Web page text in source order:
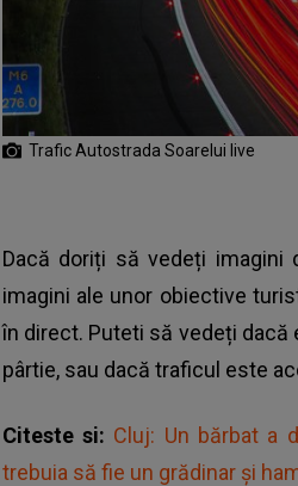
Trafic Autostrada Soarelui live
Dacă doriți să vedeți imagini
imagini ale unor obiective
în direct. Puteti să vedeți dacă
pârtie, sau dacă traficul este
Citeste si: Cluj: Un bărbat a
trebuia să fie un grădinar și